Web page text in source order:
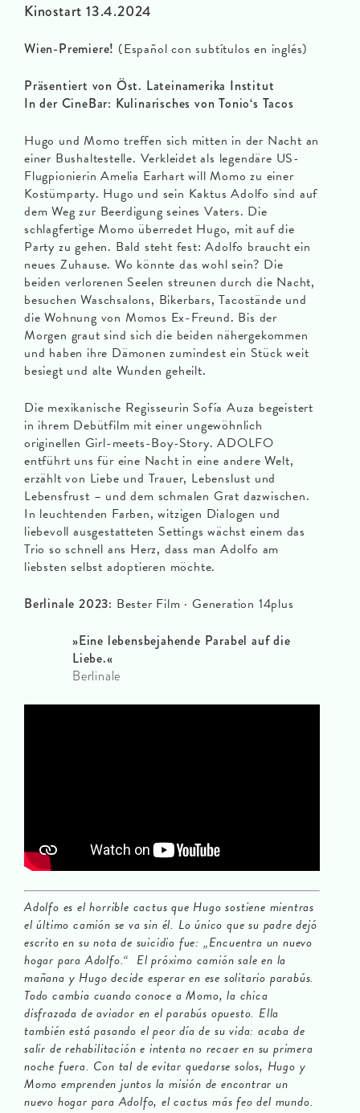
Kinostart 13.4.2024
Wien-Premiere! (Español con subtítulos en inglés)
Präsentiert von Öst. Lateinamerika Institut
In der CineBar: Kulinarisches von Tonio‘s Tacos
Hugo und Momo treffen sich mitten in der Nacht an
einer Bushaltestelle. Verkleidet als legendäre US-
Flugpionierin Amelia Earhart will Momo zu einer
Kostümparty. Hugo und sein Kaktus Adolfo sind auf
dem Weg zur Beerdigung seines Vaters. Die
schlagfertige Momo überredet Hugo, mit auf die
Party zu gehen. Bald steht fest: Adolfo braucht ein
neues Zuhause. Wo könnte das wohl sein? Die
beiden verlorenen Seelen streunen durch die Nacht,
besuchen Waschsalons, Bikerbars, Tacostände und
die Wohnung von Momos Ex-Freund. Bis der
Morgen graut sind sich die beiden nähergekommen
und haben ihre Dämonen zumindest ein Stück weit
besiegt und alte Wunden geheilt.
Die mexikanische Regisseurin Sofía Auza begeistert
in ihrem Debütfilm mit einer ungewöhnlich
originellen Girl-meets-Boy-Story. ADOLFO
entführt uns für eine Nacht in eine andere Welt,
erzählt von Liebe und Trauer, Lebenslust und
Lebensfrust – und dem schmalen Grat dazwischen.
In leuchtenden Farben, witzigen Dialogen und
liebevoll ausgestatteten Settings wächst einem das
Trio so schnell ans Herz, dass man Adolfo am
liebsten selbst adoptieren möchte.
Berlinale 2023: Bester Film · Generation 14plus
»Eine lebensbejahende Parabel auf die
Liebe.«
Berlinale
Adolfo es el horrible cactus que Hugo sostiene mientras
el último camión se va sin él. Lo único que su padre dejó
escrito en su nota de suicidio fue: „Encuentra un nuevo
hogar para Adolfo.“ El próximo camión sale en la
mañana y Hugo decide esperar en ese solitario parabús.
Todo cambia cuando conoce a Momo, la chica
disfrazada de aviador en el parabús opuesto. Ella
también está pasando el peor día de su vida: acaba de
salir de rehabilitación e intenta no recaer en su primera
noche fuera. Con tal de evitar quedarse solos, Hugo y
Momo emprenden juntos la misión de encontrar un
nuevo hogar para Adolfo, el cactus más feo del mundo.